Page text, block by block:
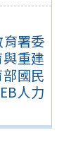
署委
重建
國民
人力